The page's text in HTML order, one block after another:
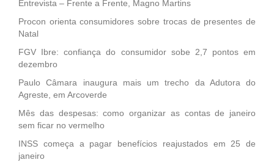
Entrevista – Frente a Frente, Magno Martins
Procon orienta consumidores sobre trocas de presentes de
Natal
FGV Ibre: confiança do consumidor sobe 2,7 pontos em
dezembro
Paulo Câmara inaugura mais um trecho da Adutora do
Agreste, em Arcoverde
Mês das despesas: como organizar as contas de janeiro
sem ficar no vermelho
INSS começa a pagar benefícios reajustados em 25 de
janeiro